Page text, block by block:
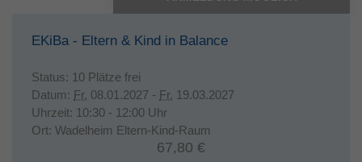
EKiBa - Eltern & Kind in Balance
Status: 10 Plätze frei
Datum: Fr. 08.01.2027 - Fr. 19.03.2027
Uhrzeit: 10:30 - 12:00 Uhr
Ort: Wadelheim Eltern-Kind-Raum
67,80 €